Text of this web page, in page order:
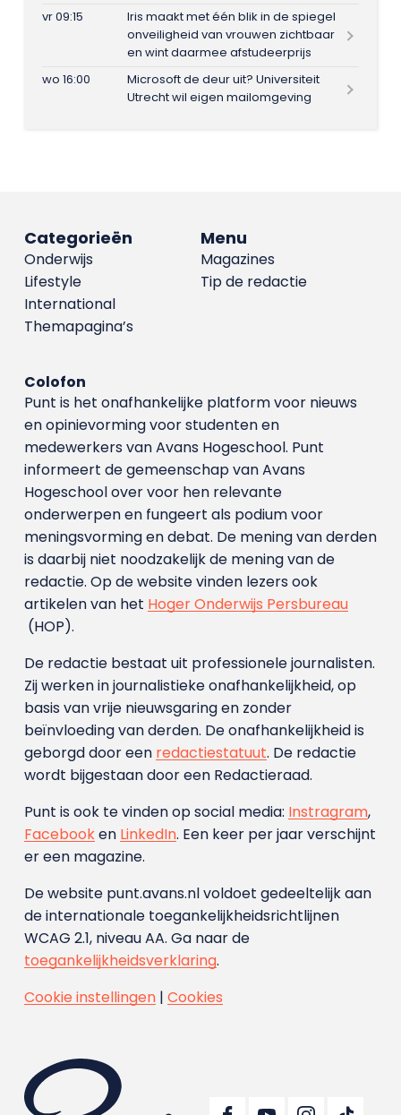
vr 09:15
Iris maakt met één blik in de spiegel
onveiligheid van vrouwen zichtbaar
en wint daarmee afstudeerprijs
wo 16:00
Microsoft de deur uit? Universiteit
Utrecht wil eigen mailomgeving
Menu
Magazines
Tip de redactie
Categorieën
Onderwijs
Lifestyle
International
Themapagina’s
Colofon
Punt is het onafhankelijke platform voor nieuws
en opinievorming voor studenten en
medewerkers van Avans Hoge­school. Punt
informeert de gemeenschap van Avans
Hogeschool over voor hen relevante
onderwerpen en fungeert als podium voor
meningsvorming en debat. De mening van derden
is daarbij niet noodzakelijk de mening van de
redactie. Op de website vinden lezers ook
artikelen van het Hoger Onderwijs Persbureau
(HOP).
De redactie bestaat uit professionele journalisten.
Zij werken in journalistieke onafhankelijkheid, op
basis van vrije nieuwsgaring en zonder
beïnvloeding van derden. De onafhankelijkheid is
geborgd door een redactiestatuut. De redactie
wordt bijgestaan door een Redactieraad.
Punt is ook te vinden op social media: Instragram,
Facebooken LinkedIn. Een keer per jaar verschijnt
er een magazine.
De website punt.avans.nl voldoet gedeeltelijk aan
de internationale toegankelijkheidsrichtlijnen
WCAG 2.1, niveau AA. Ga naar de
toegankelijkheidsverklaring.
Cookie instellingen| Cookies